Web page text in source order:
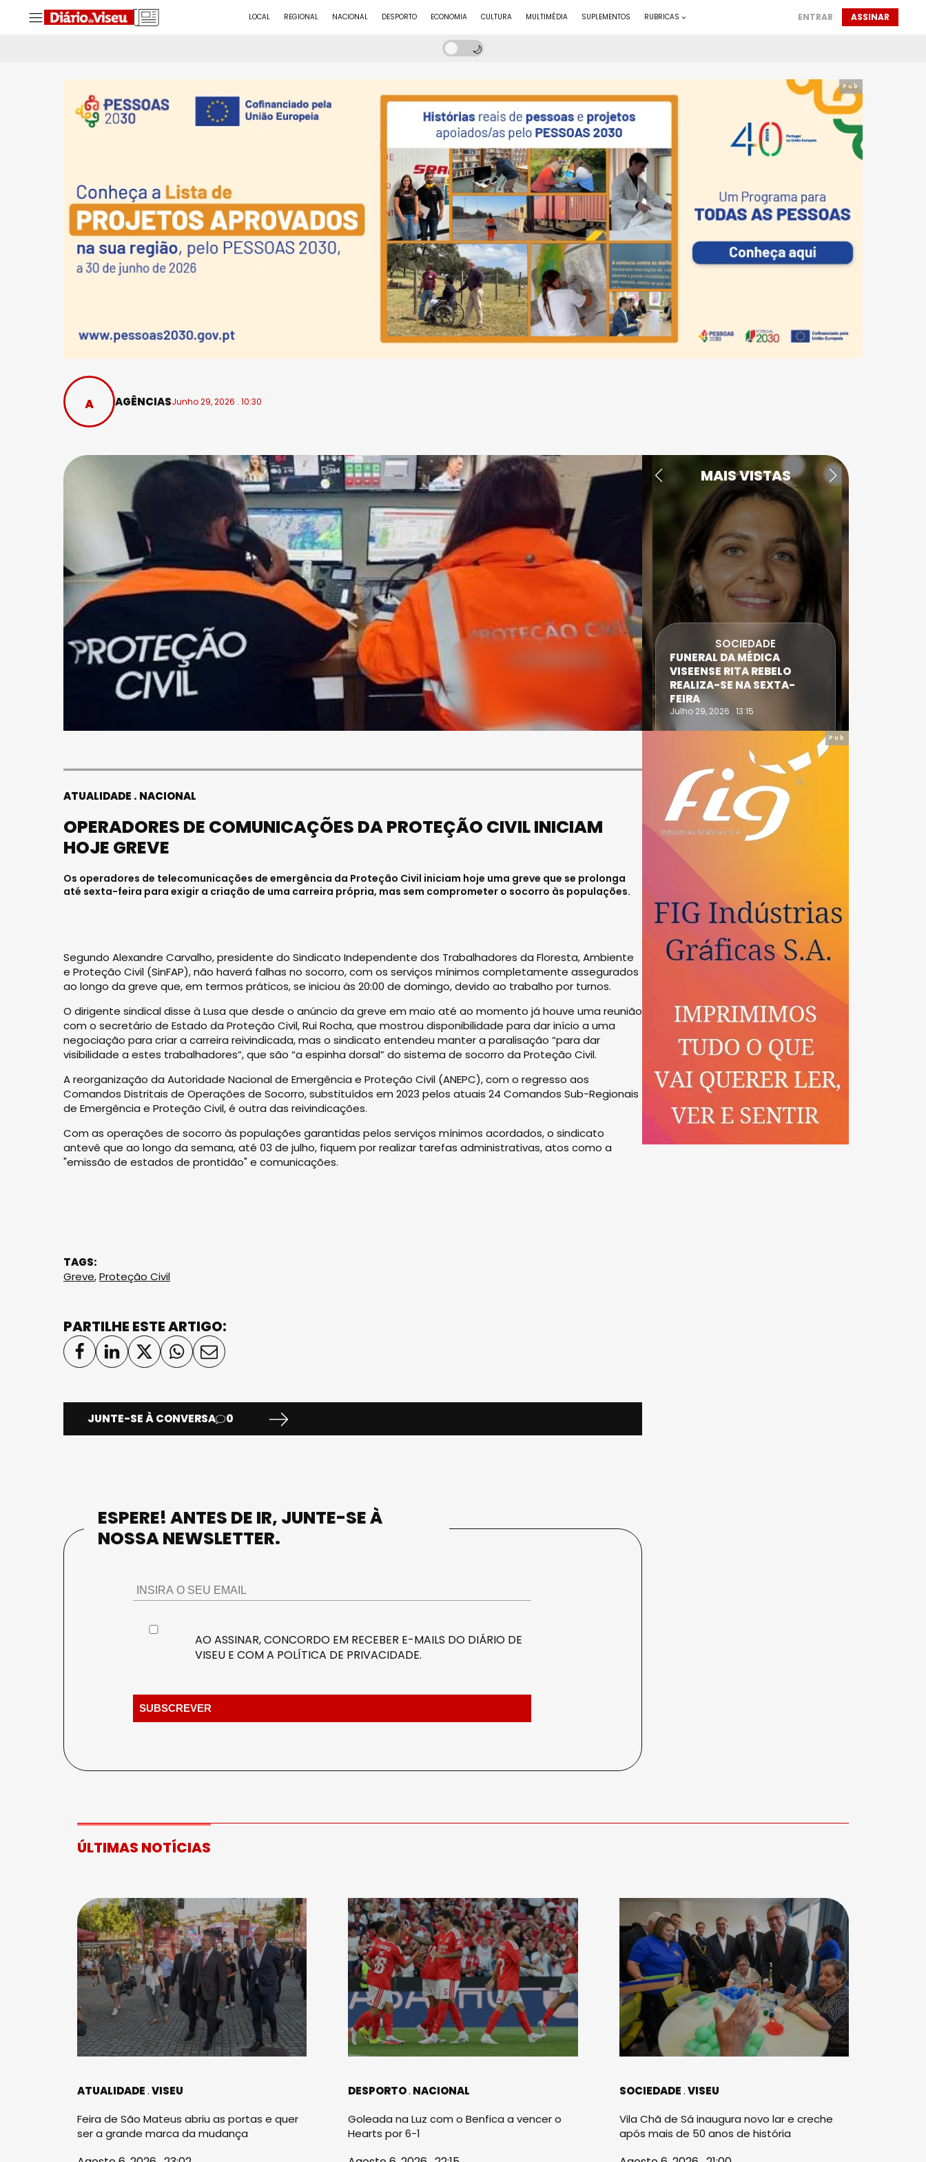
LOCAL REGIONAL NACIONAL DESPORTO ECONOMIA CULTURA MULTIMÉDIA SUPLEMENTOS RUBRICAS ENTRAR ASSINAR
Pub
AGÊNCIASJunho 29, 2026 . 10:30
ATUALIDADE NACIONAL
OPERADORES DE COMUNICAÇÕES DA PROTEÇÃO CIVIL INICIAM
HOJE GREVE
Os operadores de telecomunicações de emergência da Proteção Civil iniciam hoje uma greve que se prolonga
até sexta-feira para exigir a criação de uma carreira própria, mas sem comprometer o socorro às populações.
Segundo Alexandre Carvalho, presidente do Sindicato Independente dos Trabalhadores da Floresta, Ambiente
e Proteção Civil (SinFAP), não haverá falhas no socorro, com os serviços mínimos completamente assegurados
ao longo da greve que, em termos práticos, se iniciou às 20:00 de domingo, devido ao trabalho por turnos.
O dirigente sindical disse à Lusa que desde o anúncio da greve em maio até ao momento já houve uma reunião
com o secretário de Estado da Proteção Civil, Rui Rocha, que mostrou disponibilidade para dar início a uma
negociação para criar a carreira reivindicada, mas o sindicato entendeu manter a paralisação “para dar
visibilidade a estes trabalhadores”, que são “a espinha dorsal” do sistema de socorro da Proteção Civil.
A reorganização da Autoridade Nacional de Emergência e Proteção Civil (ANEPC), com o regresso aos
Comandos Distritais de Operações de Socorro, substituídos em 2023 pelos atuais 24 Comandos Sub-Regionais
de Emergência e Proteção Civil, é outra das reivindicações.
Com as operações de socorro às populações garantidas pelos serviços mínimos acordados, o sindicato
antevê que ao longo da semana, até 03 de julho, fiquem por realizar tarefas administrativas, atos como a
"emissão de estados de prontidão" e comunicações.
TAGS:
Greve,Proteção Civil
PARTILHE ESTE ARTIGO:
JUNTE-SE À CONVERSA 0
ESPERE! ANTES DE IR, JUNTE-SE À
NOSSA NEWSLETTER.
AO ASSINAR, CONCORDO EM RECEBER E-MAILS DO DIÁRIO DE
VISEU E COM A POLÍTICA DE PRIVACIDADE.
MAIS VISTAS
FALECEU PAULA ALMEIDA,
Julho 27, 2026 . 11:00
SOCIEDADE
FUNERAL DA MÉDICA
VISEENSE RITA REBELO
REALIZA-SE NA SEXTA-
FEIRA
Julho 29, 2026 . 13:15
Pub
ÚLTIMAS NOTÍCIAS
ATUALIDADE VISEU
Feira de São Mateus abriu as portas e quer
ser a grande marca da mudança
DESPORTO NACIONAL
Goleada na Luz com o Benfica a vencer o
Hearts por 6-1
SOCIEDADE VISEU
Vila Chã de Sá inaugura novo lar e creche
após mais de 50 anos de história